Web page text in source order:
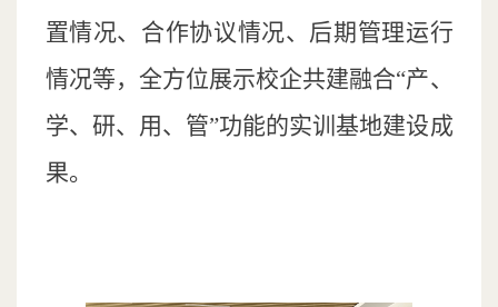
置情况、合作协议情况、后期管理运行
情况等，全方位展示校企共建融合“产、
学、研、用、管”功能的实训基地建设成
果。